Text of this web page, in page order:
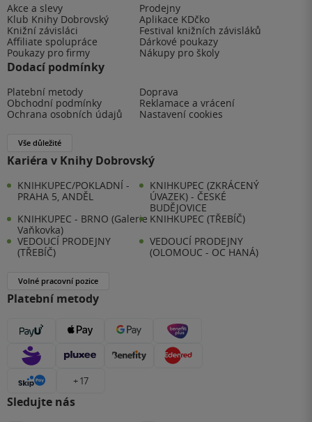
Akce a slevy
Prodejny
Klub Knihy Dobrovský
Aplikace KDčko
Knižní závisláci
Festival knižních závisláků
Affiliate spolupráce
Dárkové poukazy
Poukazy pro firmy
Nákupy pro školy
Dodací podmínky
Platební metody
Doprava
Obchodní podmínky
Reklamace a vrácení
Ochrana osobních údajů
Nastavení cookies
Vše důležité
Kariéra v Knihy Dobrovský
KNIHKUPEC/POKLADNÍ -
PRAHA 5, ANDĚL
KNIHKUPEC (ZKRÁCENÝ
ÚVAZEK) - ČESKÉ
BUDĚJOVICE
KNIHKUPEC - BRNO (Galerie
Vaňkovka)
KNIHKUPEC (TŘEBÍČ)
VEDOUCÍ PRODEJNY
(TŘEBÍČ)
VEDOUCÍ PRODEJNY
(OLOMOUC - OC HANÁ)
Volné pracovní pozice
Platební metody
+ 17
Sledujte nás